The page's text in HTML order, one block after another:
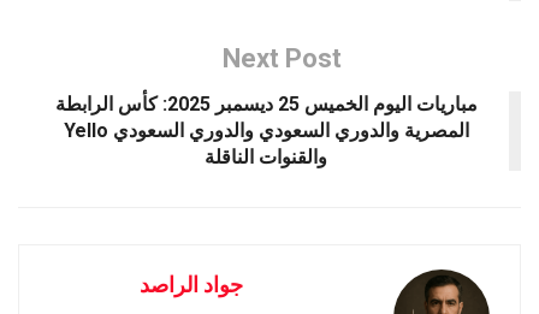
Next Post
مباريات اليوم الخميس 25 ديسمبر 2025: كأس الرابطة
المصرية والدوري السعودي والدوري السعودي Yello
والقنوات الناقلة
جواد الراصد